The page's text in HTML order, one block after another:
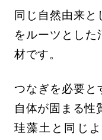
同じ自然由来
をルーツとした
材です。
つなぎを必要と
自体が固まる性
珪藻土と同じ